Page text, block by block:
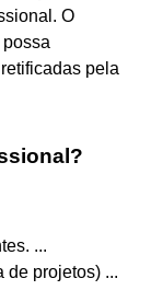
O
pela
...
de projetos) ...